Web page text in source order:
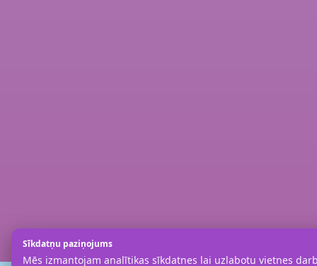
Sīkdatņu paziņojums
Mēs izmantojam analītikas sīkdatnes lai uzlabotu vietnes